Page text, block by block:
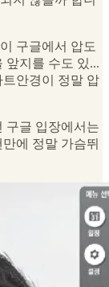
구글에서 압도
앞지를 수도 있...
안경이 정말 압
구글 입장에서는
에 정말 가슴뛰